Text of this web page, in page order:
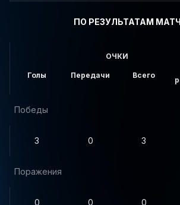
ПО РЕЗУЛЬТАТАМ
ОЧКИ
Голы Передачи Всего
Победы
3 0 3
Поражения
0 0 0